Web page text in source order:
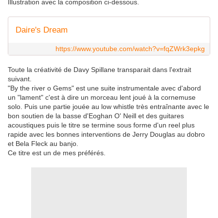
Illustration avec la composition ci-dessous.
Daire's Dream
https://www.youtube.com/watch?v=fqZWrk3epkg
Toute la créativité de Davy Spillane transparait dans l'extrait
suivant.
"By the river o Gems" est une suite instrumentale avec d'abord
un "lament" c'est à dire un morceau lent joué à la cornemuse
solo. Puis une partie jouée au low whistle très entraînante avec le
bon soutien de la basse d'Eoghan O' Neill et des guitares
acoustiques puis le titre se termine sous forme d'un reel plus
rapide avec les bonnes interventions de Jerry Douglas au dobro
et Bela Fleck au banjo.
Ce titre est un de mes préférés.